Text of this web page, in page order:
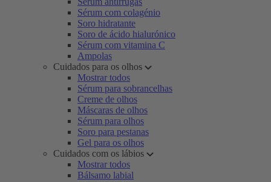
Sérum com colagénio
Soro hidratante
Soro de ácido hialurónico
Sérum com vitamina C
Ampolas
Cuidados para os olhos
Mostrar todos
Sérum para sobrancelhas
Creme de olhos
Máscaras de olhos
Sérum para olhos
Soro para pestanas
Gel para os olhos
Cuidados com os lábios
Mostrar todos
Bálsamo labial